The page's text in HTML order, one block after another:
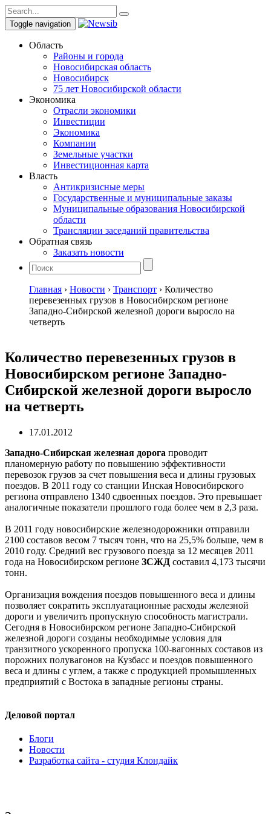
Toggle navigation
Область
Районы и города
Новосибирская область
Новосибирск
75 лет Новосибирской области
Экономика
Отрасли экономики
Инвестиции
Экономика
Компании
Земельные участки
Инвестиционная карта
Власть
Антикризисные меры
Государственные и муниципальные заказы
Муниципальные образования Новосибирской
области
Трансляции заседаний правительства
Обратная связь
Заказать новости
Главная › Новости › Транспорт › Количество
перевезенных грузов в Новосибирском регионе
Западно-Сибирской железной дороги выросло на
четверть
Количество перевезенных грузов в
Новосибирском регионе Западно-
Сибирской железной дороги выросло
на четверть
17.01.2012
Западно-Сибирская железная дорога проводит
планомерную работу по повышению эффективности
перевозок грузов за счет повышения веса и длины грузовых
поездов. В 2011 году со станции Инская Новосибирского
региона отправлено 1340 сдвоенных поездов. Это превышает
аналогичные показатели прошлого года более чем в 2,3 раза.
В 2011 году новосибирские железнодорожники отправили
2100 составов весом 7 тысяч тонн, что на 25,5% больше, чем в
2010 году. Средний вес грузового поезда за 12 месяцев 2011
года на Новосибирском регионе ЗСЖД составил 4,173 тысячи
тонн.
Организация вождения поездов повышенного веса и длины
позволяет сократить эксплуатационные расходы железной
дороги и увеличить пропускную способность магистрали.
Сегодня в Новосибирском регионе Западно-Сибирской
железной дороги созданы необходимые условия для
транзитного ускоренного пропуска 100-вагонных составов из
порожних полувагонов на Кузбасс и поездов повышенного
веса и длины с углем, а также с продукцией промышленных
предприятий с Востока в западные регионы страны.
Деловой портал
Блоги
Новости
Разработка сайта - студия Клондайк